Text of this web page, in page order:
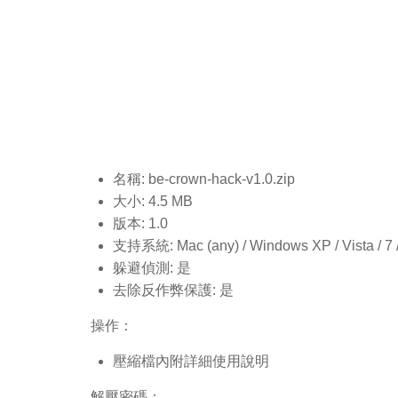
名稱: be-crown-hack-v1.0.zip
大小: 4.5 MB
版本: 1.0
支持系統: Mac (any) / Windows XP / Vista / 7
躲避偵測: 是
去除反作弊保護: 是
操作：
壓縮檔內附詳細使用說明